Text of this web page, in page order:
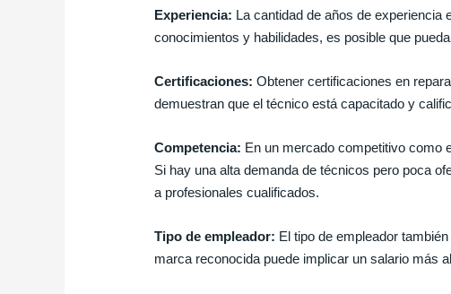
Experiencia: La cantidad de años de experiencia
conocimientos y habilidades, es posible que
Certificaciones: Obtener certificaciones en
demuestran que el técnico está capacitado y
Competencia: En un mercado competitivo como
Si hay una alta demanda de técnicos pero poca
a profesionales cualificados.
Tipo de empleador: El tipo de empleador
marca reconocida puede implicar un salario más